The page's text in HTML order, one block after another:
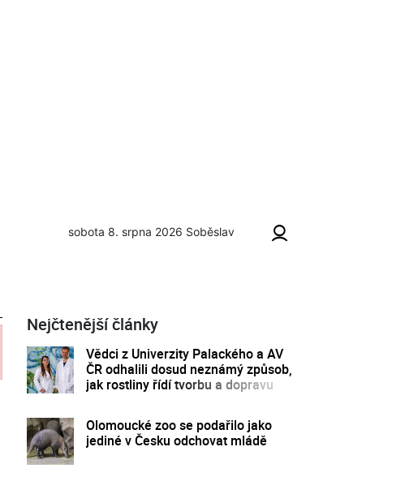
sobota 8. srpna 2026 Soběslav
Nejčtenější články
Vědci z Univerzity Palackého a AV
ČR odhalili dosud neznámý způsob,
jak rostliny řídí tvorbu a dopravu
Olomoucké zoo se podařilo jako
jediné v Česku odchovat mládě